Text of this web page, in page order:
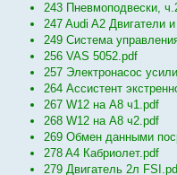
243 Пневмоподвески,
247 Audi A2 Двигатели
249 Система
256 VAS 5052.pdf
257 Электронасос
264 Ассистент
267 W12 на А8 ч1.pdf
268 W12 на А8 ч2.pdf
269 Обмен данными
278 A4 Кабриолет.pdf
279 Двигатель 2л